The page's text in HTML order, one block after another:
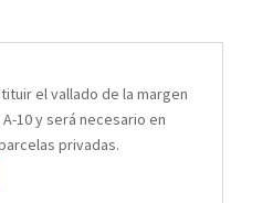
el vallado de la margen
10 y será necesario en
privadas.